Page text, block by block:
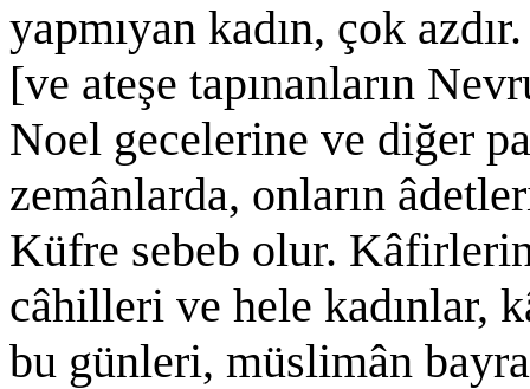
yapmıyan kadın, çok
[ve ateşe tapınanların
Noel gecelerine ve diğer
zemânlarda, onların
Küfre sebeb olur.
câhilleri ve hele kadınlar,
bu günleri, müslimân